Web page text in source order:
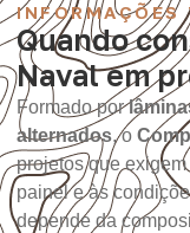
Quando
Naval em
Formado por
alternados, o
projetos que
painel e às
depende da